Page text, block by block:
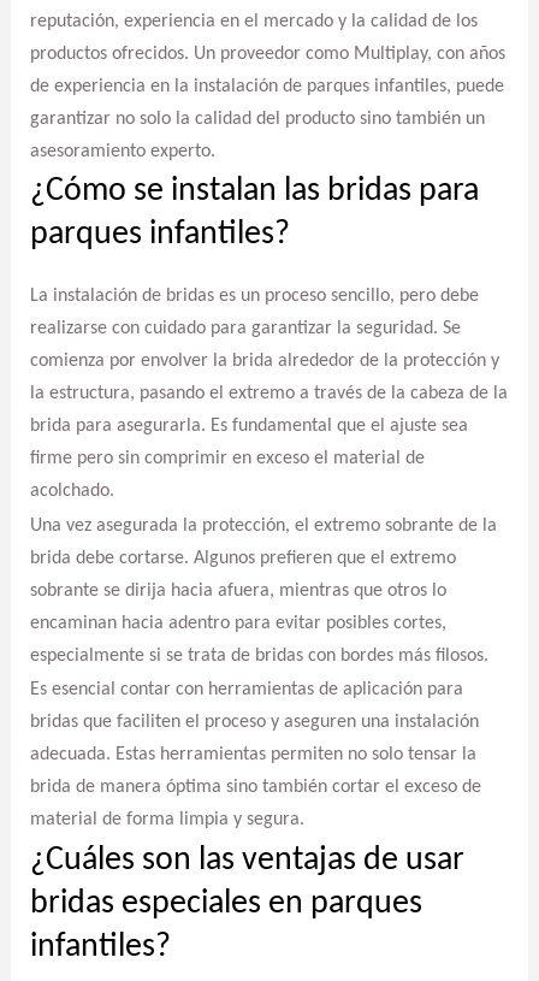
reputación, experiencia en el mercado y la calidad de los
productos ofrecidos. Un proveedor como Multiplay, con años
de experiencia en la instalación de parques infantiles, puede
garantizar no solo la calidad del producto sino también un
asesoramiento experto.
¿Cómo se instalan las bridas para
parques infantiles?
La instalación de bridas es un proceso sencillo, pero debe
realizarse con cuidado para garantizar la seguridad. Se
comienza por envolver la brida alrededor de la protección y
la estructura, pasando el extremo a través de la cabeza de la
brida para asegurarla. Es fundamental que el ajuste sea
firme pero sin comprimir en exceso el material de
acolchado.
Una vez asegurada la protección, el extremo sobrante de la
brida debe cortarse. Algunos prefieren que el extremo
sobrante se dirija hacia afuera, mientras que otros lo
encaminan hacia adentro para evitar posibles cortes,
especialmente si se trata de bridas con bordes más filosos.
Es esencial contar con herramientas de aplicación para
bridas que faciliten el proceso y aseguren una instalación
adecuada. Estas herramientas permiten no solo tensar la
brida de manera óptima sino también cortar el exceso de
material de forma limpia y segura.
¿Cuáles son las ventajas de usar
bridas especiales en parques
infantiles?